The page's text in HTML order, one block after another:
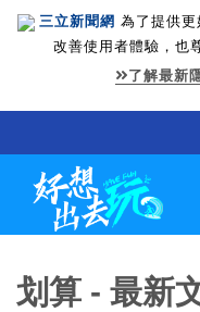
三立新聞網 為了提供
改善使用者體驗，也
了解最新
划算 - 最新